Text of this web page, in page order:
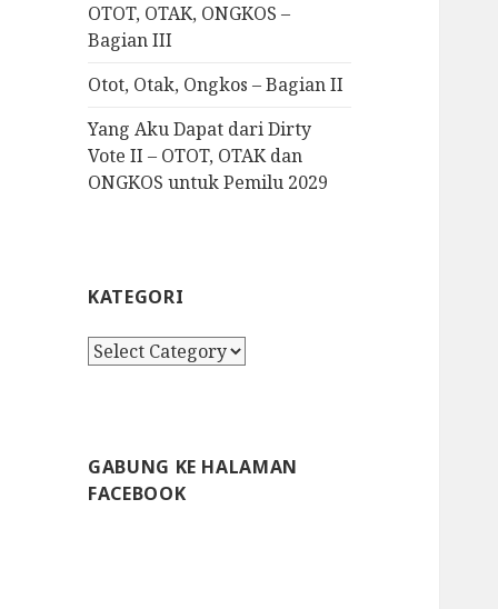
OTOT, OTAK, ONGKOS –
Bagian III
Otot, Otak, Ongkos – Bagian II
Yang Aku Dapat dari Dirty
Vote II – OTOT, OTAK dan
ONGKOS untuk Pemilu 2029
KATEGORI
K
g
o
GABUNG KE HALAMAN
FACEBOOK